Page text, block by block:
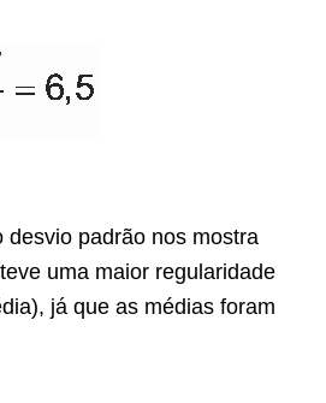
desvio padrão nos mostra
uma maior regularidade
já que as médias foram